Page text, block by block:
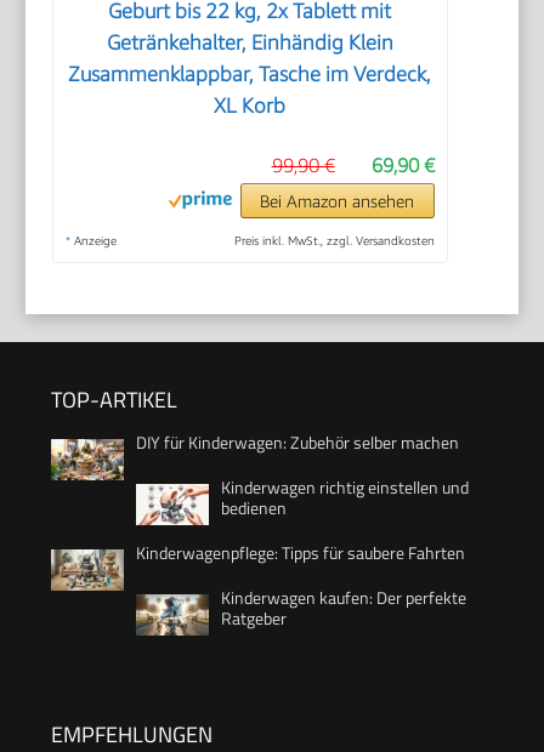
Geburt bis 22 kg, 2x Tablett mit
Getränkehalter, Einhändig Klein
Zusammenklappbar, Tasche im Verdeck,
XL Korb
69,90 €
99,90 €
Bei Amazon ansehen
* Anzeige Preis inkl. MwSt., zzgl. Versandkosten
TOP-ARTIKEL
DIY für Kinderwagen: Zubehör selber machen
Kinderwagen richtig einstellen und
bedienen
Kinderwagenpflege: Tipps für saubere Fahrten
Kinderwagen kaufen: Der perfekte
Ratgeber
EMPFEHLUNGEN